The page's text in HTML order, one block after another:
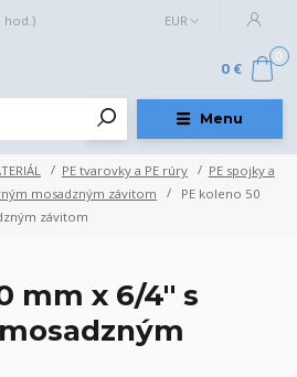
Menu
EUR
hod.)
0
0 €
PE tvarovky a PE rúry
PE spojky a
mosadzným závitom
PE koleno 50
závitom
mm x 6/4" s